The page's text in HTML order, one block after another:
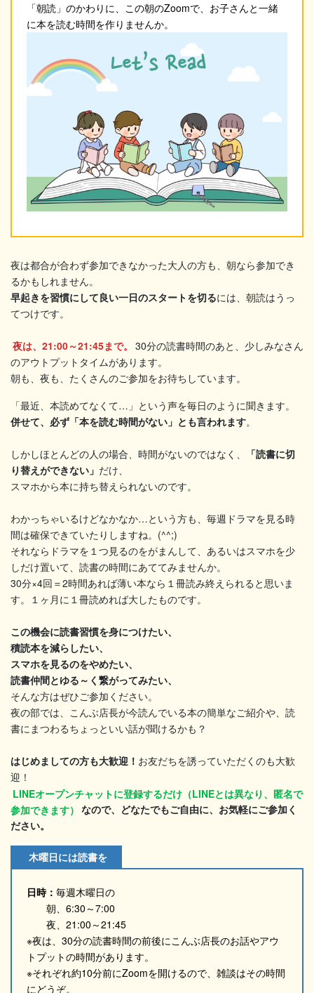
「朝読」のかわりに、この朝のZoomで、お子さんと一緒
に本を読む時間を作りませんか。
夜は都合が合わず参加できなかった大人の方も、朝なら参加でき
るかもしれません。
早起きを習慣にして良い一日のスタートを切るには、朝読はうっ
てつけです。
夜は、21:00～21:45まで。 30分の読書時間のあと、少しみなさん
のアウトプットタイムがあります。
朝も、夜も、たくさんのご参加をお待ちしています。
「最近、本読めてなくて…」という声を毎日のように聞きます。
併せて、必ず「本を読む時間がない」とも言われます。
しかしほとんどの人の場合、時間がないのではなく、
「読書に切
り替えができない」 だけ、
スマホから本に持ち替えられないのです。
わかっちゃいるけどなかなか…という方も、毎週ドラマを見る時
間は確保できていたりしますね。(^^;)
それならドラマを１つ見るのをがまんして、あるいはスマホを少
しだけ置いて、読書の時間にあててみませんか。
30分×4回＝2時間あれば薄い本なら１冊読み終えられると思いま
す。１ヶ月に１冊読めれば大したものです。
この機会に読書習慣を身につけたい、
積読本を減らしたい、
スマホを見るのをやめたい、
読書仲間とゆる～く繋がってみたい、
そんな方はぜひご参加ください。
夜の部では、こんぶ店長が今読んでいる本の簡単なご紹介や、読
書にまつわるちょっといい話が聞けるかも？
はじめましての方も大歓迎！ お友だちを誘っていただくのも大歓
迎！
LINEオープンチャットに登録するだけ（LINEとは異なり、匿名で
参加できます） なので、どなたでもご自由に、お気軽にご参加く
ださい。
木曜日には読書を
日時： 毎週木曜日の
朝、6:30～7:00
夜、21:00～21:45
※夜は、30分の読書時間の前後にこんぶ店長のお話やアウ
トプットの時間があります。
※それぞれ約10分前にZoomを開けるので、雑談はその時間
にどうぞ。